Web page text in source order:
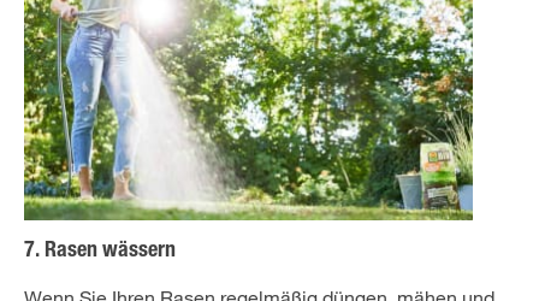
7. Rasen wässern